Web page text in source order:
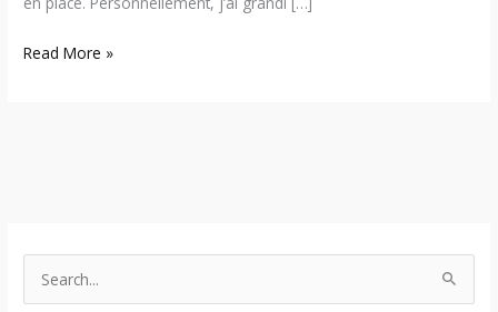
Read More »